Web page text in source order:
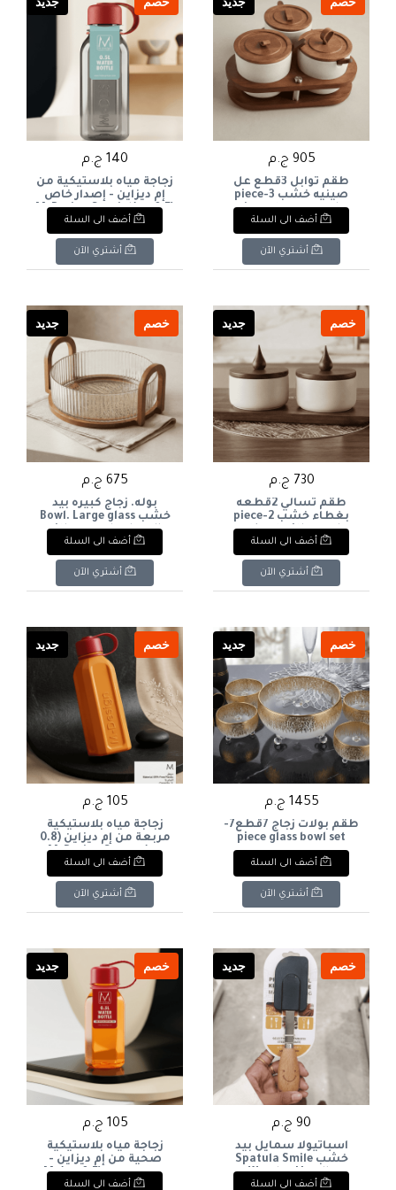
905 ج.م
طقم توابل 3قطع عل
صينيه خشب 3-piece
spice set on a wooden
tray
أضف الى السلة
أشتري الآن
140 ج.م
زجاجة مياه بلاستيكية من
إم ديزاين - إصدار خاص
(0.5 لتر)M-Design Special
Edition Plastic Water
Bottle (0.5L
أضف الى السلة
أشتري الآن
خصم جديد
730 ج.م
طقم تسالي 2قطعه
بغطاء خشب 2-piece
snack set with wooden
lid
أضف الى السلة
أشتري الآن
خصم جديد
675 ج.م
بوله. زجاج كبيره بيد
خشب Bowl. Large glass
with a wooden handle.
أضف الى السلة
أشتري الآن
خصم جديد
1455 ج.م
طقم بولات زجاج 7قطع7-
piece glass bowl set
أضف الى السلة
أشتري الآن
خصم جديد
105 ج.م
زجاجة مياه بلاستيكية
مربعة من إم ديزاين (0.8
لتر)M-Design Square
Plastic Water Bottle
(0.8L
أضف الى السلة
أشتري الآن
خصم جديد
90 ج.م
اسباتيولا سمايل بيد
خشب Spatula Smile
Wooden Handle
أضف الى السلة
خصم جديد
105 ج.م
زجاجة مياه بلاستيكية
صحية من إم ديزاين -
إصدار خاص (0.5 لتر)M-
Design Special Edition
أضف الى السلة